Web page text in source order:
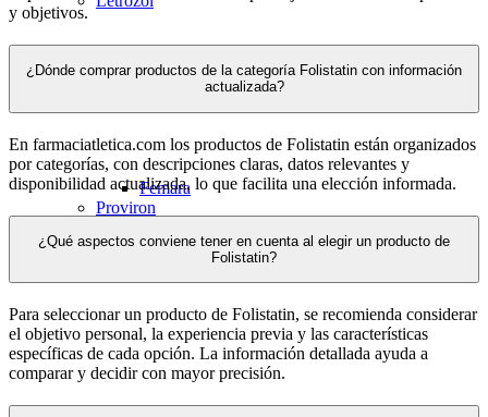
Femara
Proviron
y objetivos.
¿Dónde comprar productos de la categoría Folistatin con información
actualizada?
En farmaciatletica.com los productos de Folistatin están organizados
por categorías, con descripciones claras, datos relevantes y
disponibilidad actualizada, lo que facilita una elección informada.
¿Qué aspectos conviene tener en cuenta al elegir un producto de
Folistatin?
Para seleccionar un producto de Folistatin, se recomienda considerar
el objetivo personal, la experiencia previa y las características
específicas de cada opción. La información detallada ayuda a
comparar y decidir con mayor precisión.